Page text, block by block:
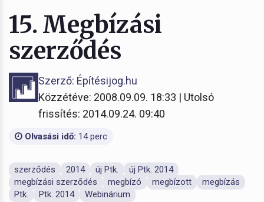
15. Megbízási
szerződés
Szerző: Építésijog.hu
Közzétéve: 2008.09.09. 18:33 | Utolsó
frissítés: 2014.09.24. 09:40
Olvasási idő: 14 perc
szerződés 2014 új Ptk.
új Ptk. 2014
megbízási szerződés
megbízó megbízott
megbízás
Ptk.
Ptk. 2014 Webinárium